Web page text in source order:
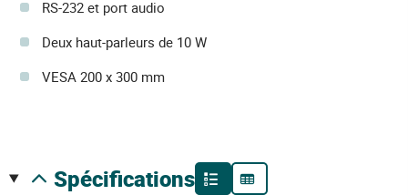
RS-232 et port audio
Deux haut-parleurs de 10 W
VESA 200 x 300 mm
spécifications